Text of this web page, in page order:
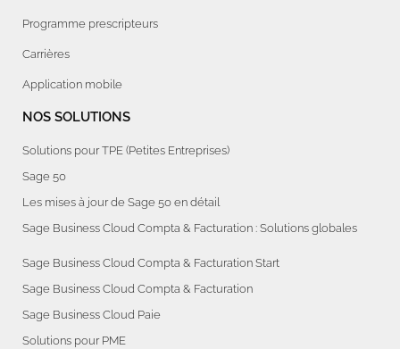
Programme prescripteurs
Carrières
Application mobile
NOS SOLUTIONS
Solutions pour TPE (Petites Entreprises)
Sage 50
Les mises à jour de Sage 50 en détail
Sage Business Cloud Compta & Facturation : Solutions globales
Sage Business Cloud Compta & Facturation Start
Sage Business Cloud Compta & Facturation
Sage Business Cloud Paie
Solutions pour PME